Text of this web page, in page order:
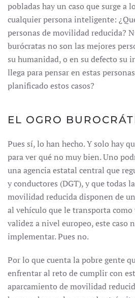
pobladas hay un caso que surge a
cualquier persona inteligente:
personas de movilidad reducida?
burócratas no son las mejores
su humanidad, o en su defecto su
llega para pensar en estas
planificado estos casos?
EL OGRO
Pues sí, lo han hecho. Y solo hay
para ver qué no muy bien. Uno
una agencia estatal central que
y conductores (DGT), y que todas
movilidad reducida disponen de
al vehículo que le transporta
validez a nivel europeo, este caso
implementar. Pues no.
Por lo que cuenta la pobre gente
enfrentar al reto de cumplir con
aparcamiento de movilidad